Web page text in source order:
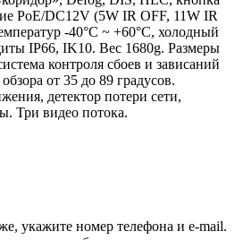
PoE/DC12V (5W IR OFF, 11W IR
-40°C ~ +60°C, холодный
IP66, IK10. Вес 1680g. Размеры
контроля сбоев и зависаний
от 35 до 89 градусов.
детектор потери сети,
Три видео потока.
укажите номер телефона и e-mail.